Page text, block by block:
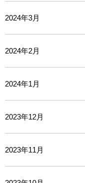
2024年3月
2024年2月
2024年1月
2023年12月
2023年11月